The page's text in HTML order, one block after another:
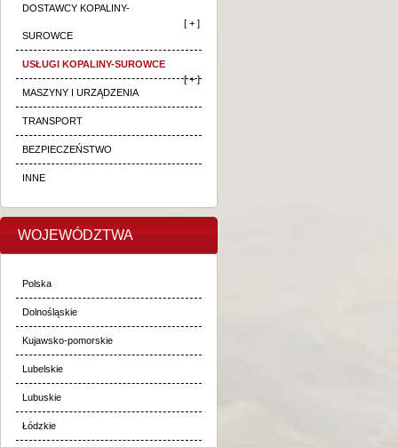
DOSTAWCY KOPALINY-
SUROWCE
[ + ]
USŁUGI KOPALINY-SUROWCE
[ + ]
MASZYNY I URZĄDZENIA
TRANSPORT
BEZPIECZEŃSTWO
INNE
WOJEWÓDZTWA
Polska
Dolnośląskie
Kujawsko-pomorskie
Lubelskie
Lubuskie
Łódzkie